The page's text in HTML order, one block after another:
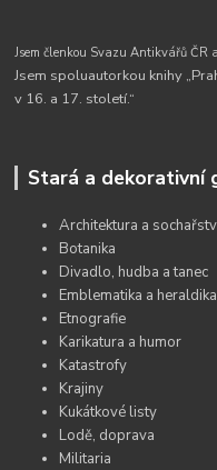
Jsem členkou Svazu Antikvářů ČR a
Jsem spoluautorkou knihy
v 16. a 17. století.“
Stará a dekorativní
Architektura a
Botanika
Divadlo, hudba a tanec
Emblematika a heraldika
Etnografie
Karikatura a humor
Katastrofy
Krajiny
Kukátkové listy
Lodě, doprava
Militaria